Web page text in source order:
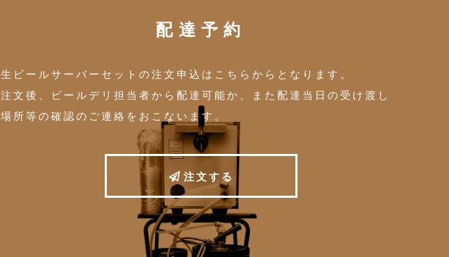
配達予約
生ビールサーバーセットの注文申込はこちらからとなります。
注文後、ビールデリ担当者から配達可能か、また配達当日の受け渡し
場所等の確認のご連絡をおこないます。
注文す る